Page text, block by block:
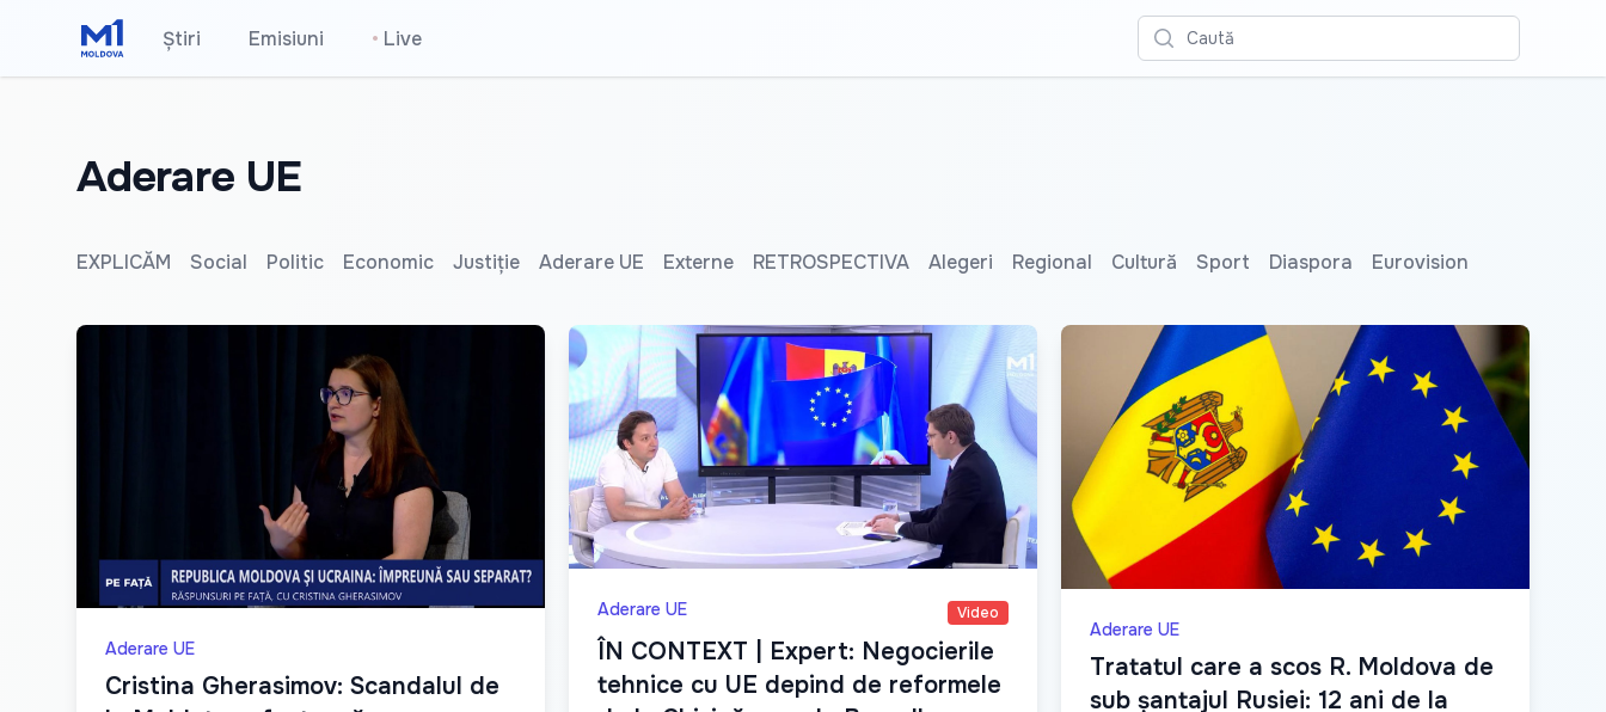
Știri Emisiuni • Live Caută
Aderare UE
EXPLICĂM Social Politic Economic Justiție Aderare UE Externe RETROSPECTIVA Alegeri Regional Cultură Sport Diaspora Eurovision
Aderare UE
Cristina Gherasimov: Scandalul de
Aderare UE Video
ÎN CONTEXT | Expert: Negocierile
tehnice cu UE depind de reformele
Aderare UE
Tratatul care a scos R. Moldova de
sub șantajul Rusiei: 12 ani de la